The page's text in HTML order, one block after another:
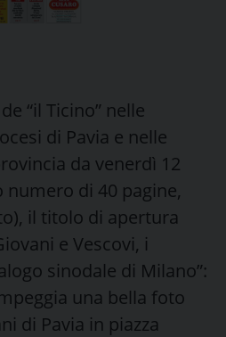
“il Ticino” nelle
di Pavia e nelle
da venerdì 12
di 40 pagine,
il titolo di apertura
e Vescovi, i
sinodale di Milano”:
una bella foto
di Pavia in piazza